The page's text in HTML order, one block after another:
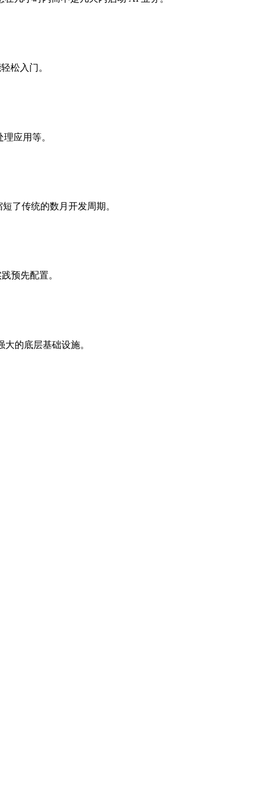
松入门。
应用等。
了传统的数月开发周期。
预先配置。
的底层基础设施。